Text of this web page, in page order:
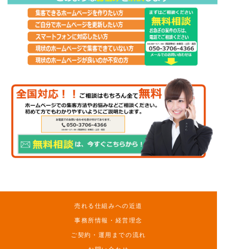
売れる仕組みへの近道
事務所情報・経営理念
ご契約・運用までの流れ